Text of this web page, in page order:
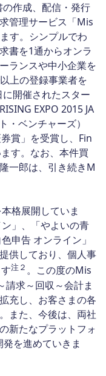
作成、配信・発行
管理サービス「Mis
す。シンプルでわ
書を1通からオンラ
ランスや中小企業を
上の登録事業者を
開催されたスター
EXPO 2015 JA
・ベンチャーズ）
賞」を受賞し、Fin
す。なお、本件買
一郎は、引き続きM
格展開していま
」、「やよいの青
申告 オンライン」
供しており、個人事
注２ 。この度のMis
請求～回収～会計ま
充し、お客さまの各
また、今後は、両社
新たなプラットフォ
を進めていきま